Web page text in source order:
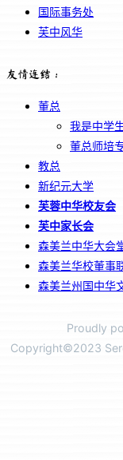
国际事务处
芙中风华
友情连结：
董总
我是中学
董总师培
教总
新纪元大学
芙蓉中华校友会
芙中家长会
森美兰中华大会
森美兰华校董事
森美兰州国中华
Proudly
Copyright©2023